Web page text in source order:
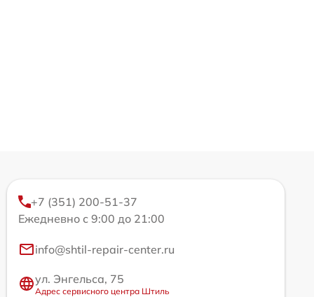
+7 (351) 200-51-37
Ежедневно с 9:00 до 21:00
info@shtil-repair-center.ru
ул. Энгельса, 75
Адрес сервисного центра Штиль